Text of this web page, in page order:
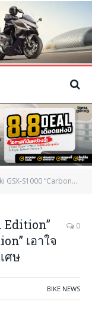
Edition” และ GSX-S1000F “Tour Edition” เอาใจคอตัว 1000 ด้วย 2 รุ่นตกแต่งพิเศษ
Edition”
เอาใจ
ศษ
0
BIKE NEWS